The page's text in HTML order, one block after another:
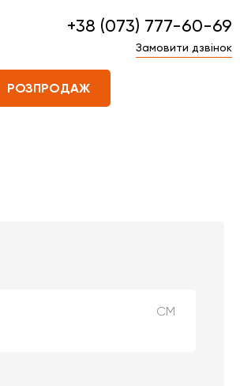
+38 (073) 777-60-69
Замовити дзвінок
РОЗПРОДАЖ
СМ